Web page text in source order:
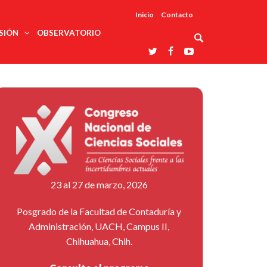
Inicio Contacto
ciencias
profesionales
trabajo
Redes
temáticas
Laboratorios
nacionales
Entidades
afines
Reconoce
La UDUALC
A La
Universidad
De México
En Su 475
Aniversario
OBSERVATORIO
23 al 27 de marzo, 2026
Posgrado de la Facultad de Contaduría y
Administración, UACH, Campus II,
Chihuahua, Chih.